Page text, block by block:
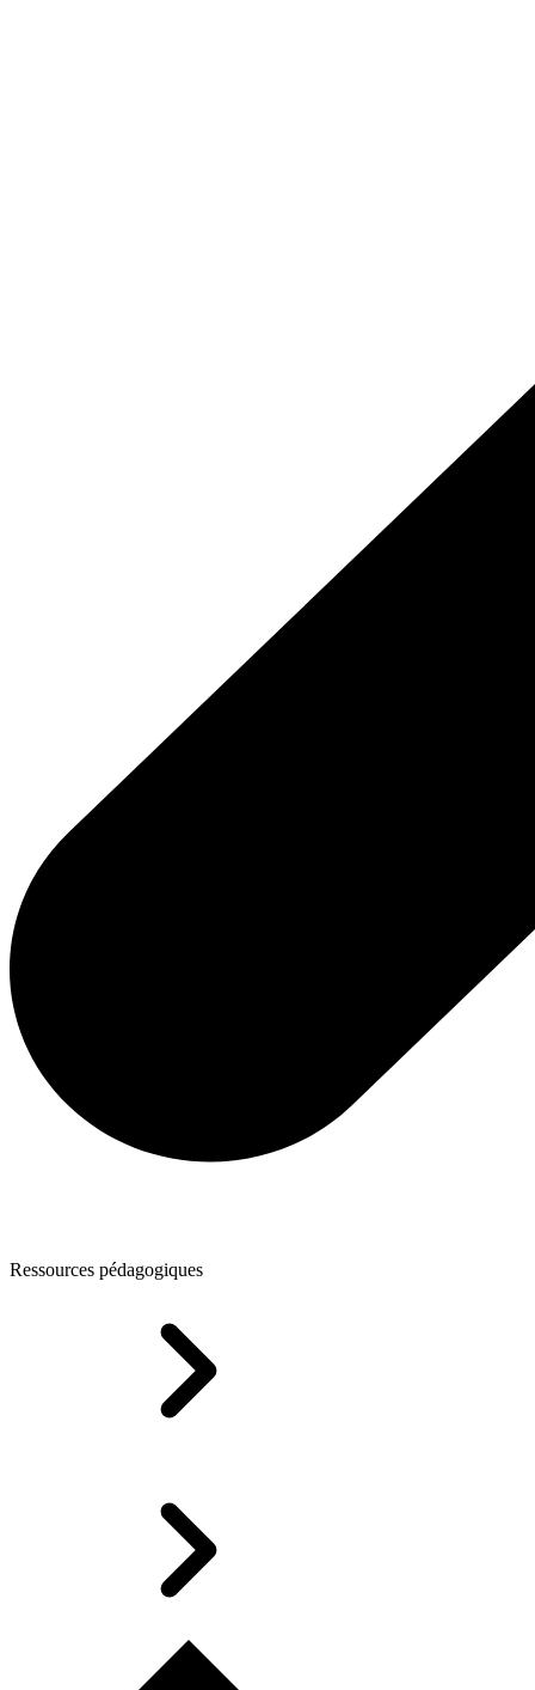
Ressources pédagogiques